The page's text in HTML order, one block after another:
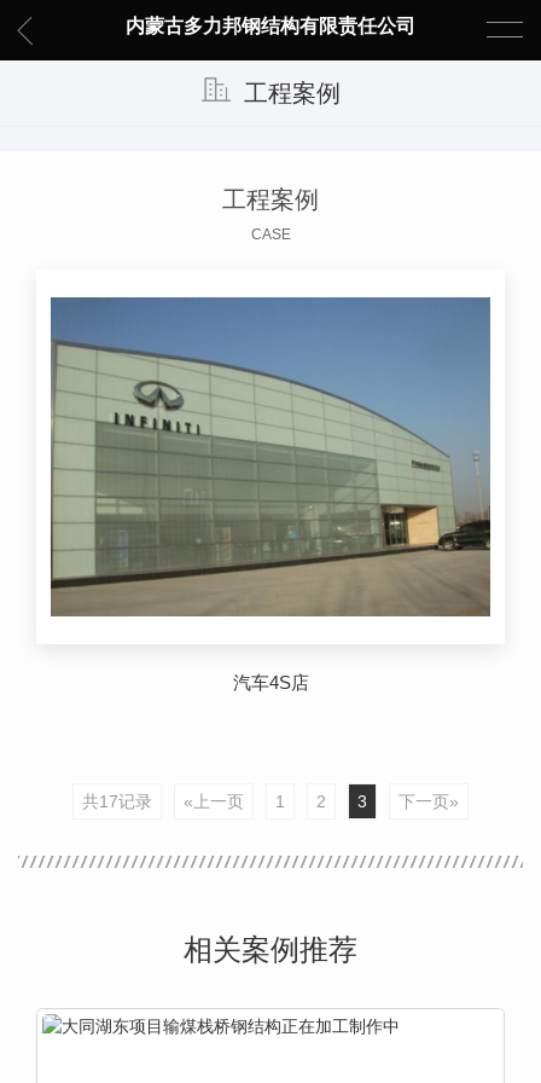
内蒙古多力邦钢结构有限责任公司
工程案例
工程案例
CASE
汽车4S店
共17记录 «上一页 1 2 3 下一页»
相关案例推荐